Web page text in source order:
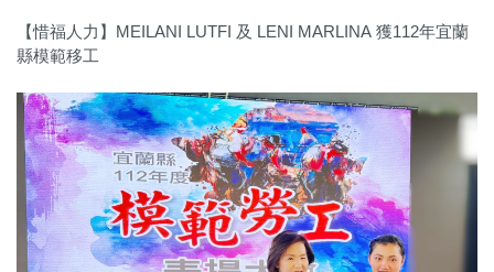
【惜福人力】MEILANI LUTFI 及 LENI MARLINA 獲112年宜蘭
縣模範移工